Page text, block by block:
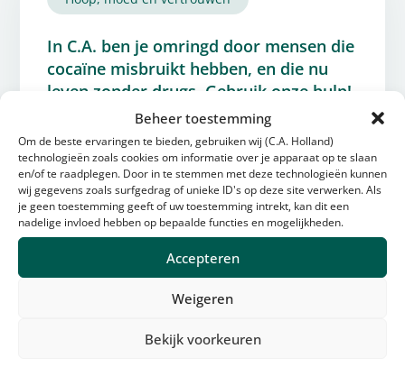
Beheer toestemming
Om de beste ervaringen te bieden, gebruiken wij (C.A. Holland)
technologieën zoals cookies om informatie over je apparaat op te slaan
en/of te raadplegen. Door in te stemmen met deze technologieën kunnen
wij gegevens zoals surfgedrag of unieke ID's op deze site verwerken. Als
je geen toestemming geeft of uw toestemming intrekt, kan dit een
nadelige invloed hebben op bepaalde functies en mogelijkheden.
Accepteren
Weigeren
Bekijk voorkeuren
In C.A. ben je omringd door mensen die
cocaïne misbruikt hebben, en die nu
leven zonder drugs. Gebruik onze hulp!
Schrijf telefoonnummers op. Het is
misschien onmogelijk om tussen
bijeenkomsten door contacten met
drugs en gebruikers te vermijden.
Sommige van ons hadden helemaal
geen cleane vrienden in het begin. Jij
hebt nu wel vrienden die clean zijn!
Geef ons een belletje, zodra je je
onrustig begint te voelen, wacht niet!
jou belt, als we hulp nodig hebben.